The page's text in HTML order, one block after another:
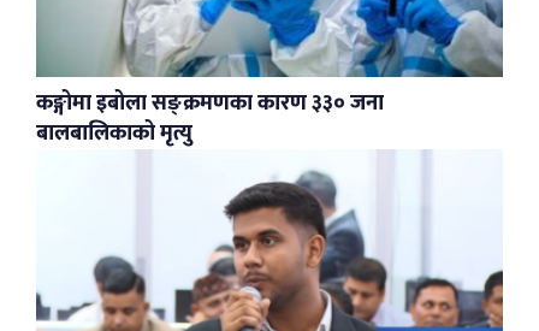
कङ्गोमा इबोला सङ्क्रमणका कारण ३३० जना
बालबालिकाको मृत्यु